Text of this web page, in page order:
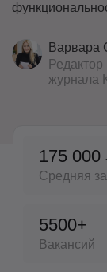
Варвара
журнала
175 000
Средняя
5500+
Вакансий
Аналитика
Менеджмент
Детям
Рейтинг